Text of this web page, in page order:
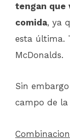
tengan que
comida, ya
esta última.
McDonalds.
Sin
campo de la